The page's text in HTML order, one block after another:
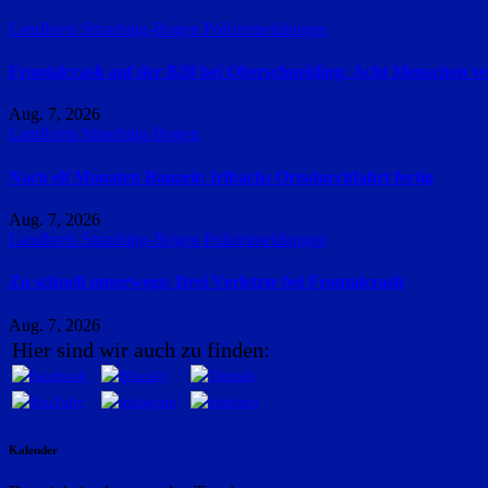
Landkreis Straubing-Bogen Polizeimeldungen
Frontalcrash auf der B20 bei Oberschneiding: Acht Menschen
Aug. 7, 2026
Landkreis Straubing-Bogen
Nach elf Monaten Bauzeit: Irlbachs Ortsdurchfahrt fertig
Aug. 7, 2026
Landkreis Straubing-Bogen Polizeimeldungen
Zu schnell unterwegs: Drei Verletzte bei Frontalcrash
Aug. 7, 2026
Hier sind wir auch zu finden:
Kalender